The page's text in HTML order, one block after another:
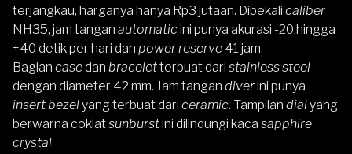
terjangkau, harganya hanya Rp3 jutaan. Dibekali caliber
NH35, jam tangan automatic ini punya akurasi -20 hingga
+40 detik per hari dan power reserve 41 jam.
Bagian casedan braceletterbuat dari stainless steel
dengan diameter 42 mm. Jam tangan diverini punya
insert bezelyang terbuat dari ceramic. Tampilan dialyang
berwarna coklatsunburstini dilindungi kaca sapphire
crystal.